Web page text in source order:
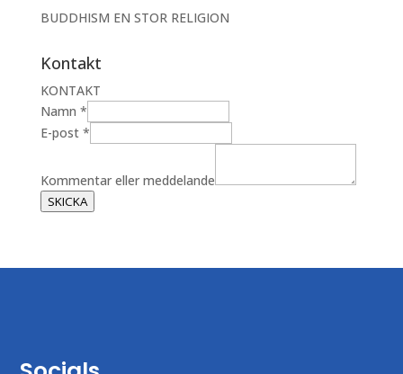
BUDDHISM EN STOR RELIGION
Kontakt
KONTAKT
N
a
n
E
-
Namn *
E-post *
Kommentar eller meddelande
SKICKA